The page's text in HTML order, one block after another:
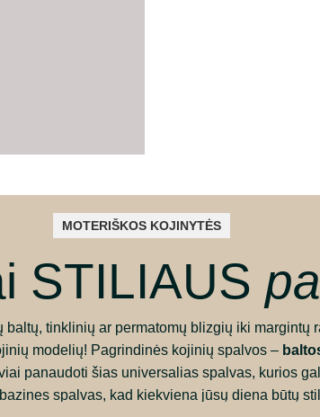
MOTERIŠKOS KOJINYTĖS
STILIAUS
tinklinių ar permatomų blizgių iki margintų
modelių! Pagrindinės kojinių spalvos –
panaudoti šias universalias spalvas, kurios
spalvas, kad kiekviena jūsų diena būtų